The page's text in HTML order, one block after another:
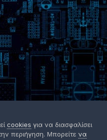
cookies για να διασφαλίσει
περιήγηση. Μπορείτε να